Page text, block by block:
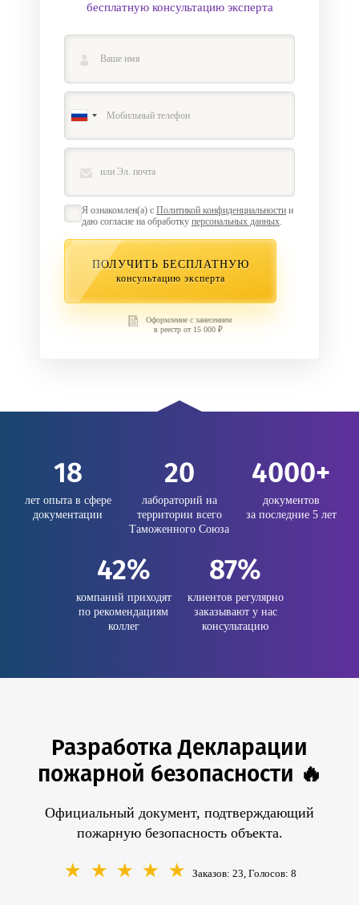
бесплатную консультацию эксперта
Я ознакомлен(а) с Политикой конфиденциальности и
даю согласие на обработку персональных данных
ПОЛУЧИТЬ БЕСПЛАТНУЮ
консультацию эксперта
Оформление с занесением
в реестр от 15 000 ₽
18
лет опыта в сфере
документации
20
лабораторий на
территории всего
Таможенного Союза
4000+
документов
за последние 5 лет
42%
компаний приходят
по рекомендациям
коллег
87%
клиентов регулярно
заказывают у нас
консультацию
Разработка Декларации
пожарной безопасности 🔥
Официальный документ, подтверждающий
пожарную безопасность объекта.
Заказов: 23, Голосов: 8
☆
☆
☆
☆
☆